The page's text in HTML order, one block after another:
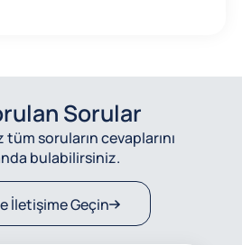
Sorular
soruların cevaplarını
bulabilirsiniz.
İletişime Geçin